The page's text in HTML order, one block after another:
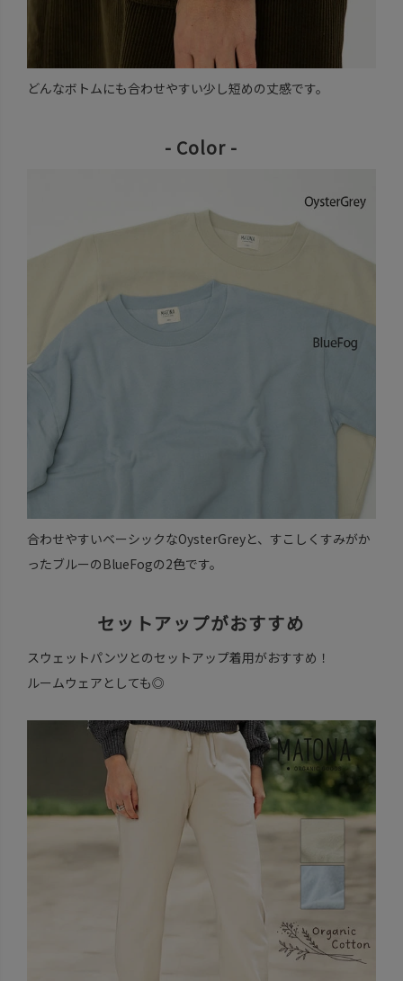
どんなボトムにも合わせやすい少し短めの丈感です。
- Color -
合わせやすいベーシックなOysterGreyと、すこしくすみがか
ったブルーのBlueFogの2色です。
セットアップがおすすめ
スウェットパンツとのセットアップ着用がおすすめ！
ルームウェアとしても◎